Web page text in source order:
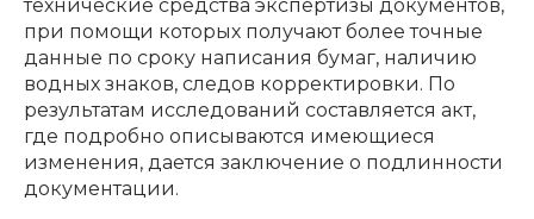
технические средства экспертизы документов,
при помощи которых получают более точные
данные по сроку написания бумаг, наличию
водных знаков, следов корректировки. По
результатам исследований составляется акт,
где подробно описываются имеющиеся
изменения, дается заключение о подлинности
документации.